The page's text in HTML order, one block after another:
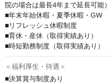
院の場合は最長4年まで延長可能）
■年末年始休暇・夏季休暇・GW
■リフレッシュ休暇制度
■育休・産休（取得実績あり）
■時短勤務制度（取得実績あり）
＜福利厚生・待遇＞
■決算賞与制度あり